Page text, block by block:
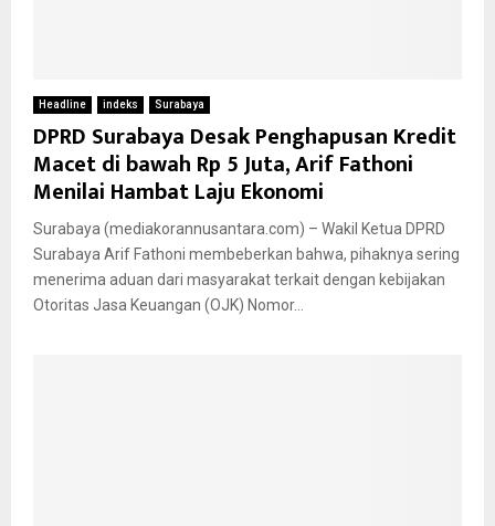
Headline indeks Surabaya
DPRD Surabaya Desak Penghapusan Kredit
Macet di bawah Rp 5 Juta, Arif Fathoni
Menilai Hambat Laju Ekonomi
Surabaya (mediakorannusantara.com) – Wakil Ketua DPRD
Surabaya Arif Fathoni membeberkan bahwa, pihaknya sering
menerima aduan dari masyarakat terkait dengan kebijakan
Otoritas Jasa Keuangan (OJK) Nomor...